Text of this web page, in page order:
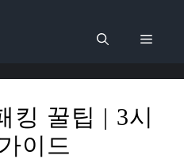
메
킹 꿀팁 | 3시
이드